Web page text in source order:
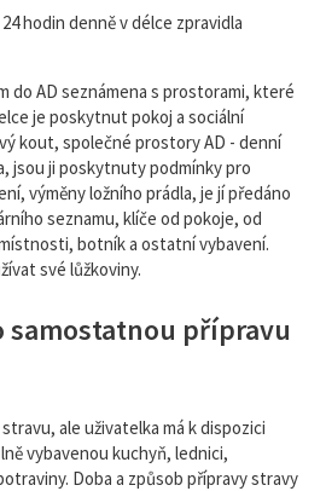
hodin denně v délce zpravidla
do AD seznámena s prostorami, které
je poskytnut pokoj a sociální
kout, společné prostory AD - denní
jsou ji poskytnuty podmínky pro
výměny ložního prádla, je jí předáno
seznamu, klíče od pokoje, od
botník a ostatní vybavení.
své lůžkoviny.
samostatnou přípravu
ale uživatelka má k dispozici
vybavenou kuchyň, lednici,
Doba a způsob přípravy stravy